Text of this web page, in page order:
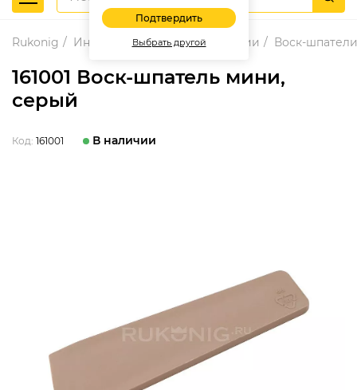
Подтвердить
Выбрать другой
Rukonig Инструменты для реставрации Воск-шпатели
161001 Воск-шпатель мини,
серый
Код: 161001 В наличии